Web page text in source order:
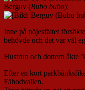
Berguv (Bubo bubo):
Inne på nöjesfältet
behövde och det var väl
Hustrun och dottern åkte
Efter en kort
Fäbodvallen.